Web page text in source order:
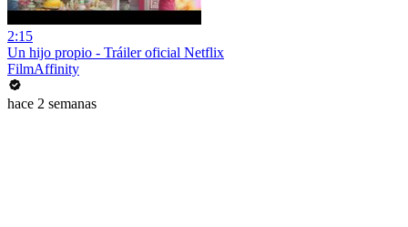
2:15
Un hijo propio - Tráiler oficial Netflix
FilmAffinity
hace 2 semanas